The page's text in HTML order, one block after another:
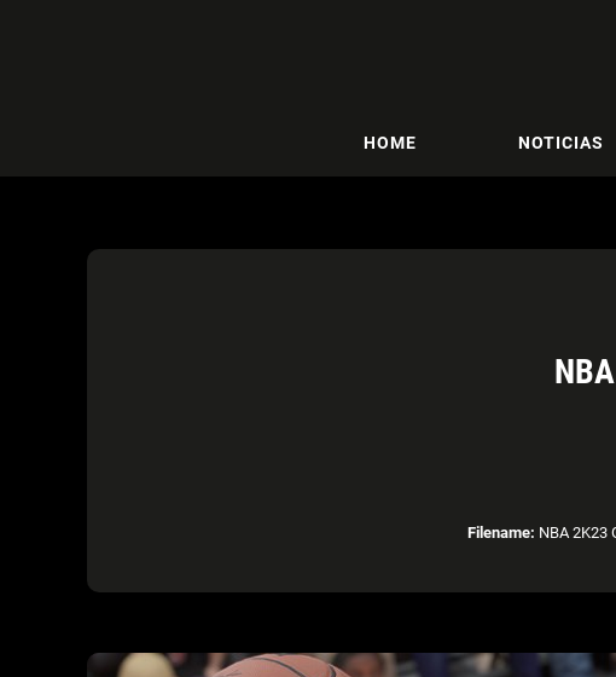
HOME NOTICIAS
Filename: NBA 2K23